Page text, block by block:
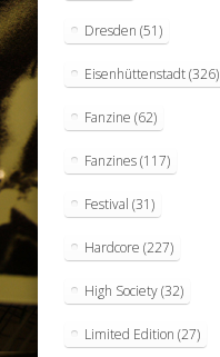
Dresden (51)
Eisenhüttenstadt(326)
Fanzine (62)
Fanzines(117)
Festival (31)
Hardcore (227)
High Society(32)
Limited Edition (27)